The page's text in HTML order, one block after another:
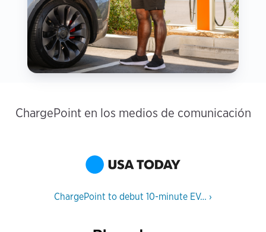
ChargePoint en los medios de comunicación
ChargePoint to debut 10-minute EV… ›